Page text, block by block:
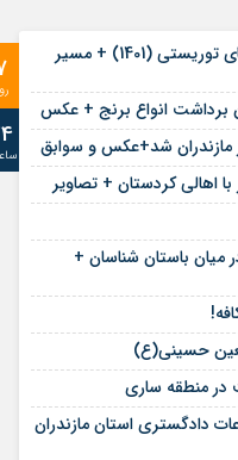
نقشه گردشگری مازندران و جاذبه های توریستی (1401) + مسیر
برداشت انواع برنج + عکس
مازندران شد+عکس و سوابق
میان باستان شناسان +
حسینی(ع)
منطقه ساری
استان مازندران